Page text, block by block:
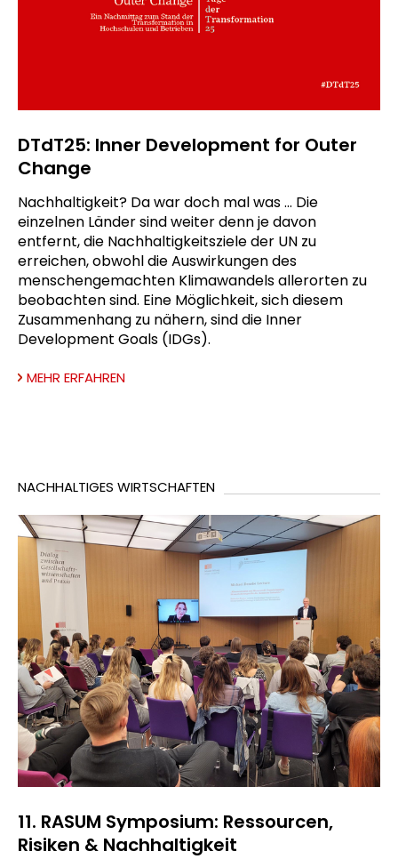
DTdT25: Inner Development for Outer
Change
Nachhaltigkeit? Da war doch mal was … Die
einzelnen Länder sind weiter denn je davon
entfernt, die Nachhaltigkeitsziele der UN zu
erreichen, obwohl die Auswirkungen des
menschengemachten Klimawandels allerorten zu
beobachten sind. Eine Möglichkeit, sich diesem
Zusammenhang zu nähern, sind die Inner
Development Goals (IDGs).
MEHR ERFAHREN
NACHHALTIGES WIRTSCHAFTEN
11. RASUM Symposium: Ressourcen,
Risiken & Nachhaltigkeit